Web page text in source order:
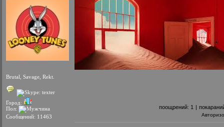
Brutal, Savage, Rekt.
Город:
Пол:
Сообщений: 11463
поощрений: 1 |